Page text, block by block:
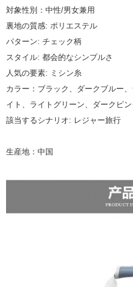
対象性別：中性/男女兼用
裏地の質感: ポリエステル
パターン: チェック柄
スタイル: 都会的なシンプルさ
人気の要素: ミシン糸
カラー：ブラック、ダークブルー
イト、ライトグリーン、ダークピン
該当するシナリオ: レジャー旅行
生産地：中国